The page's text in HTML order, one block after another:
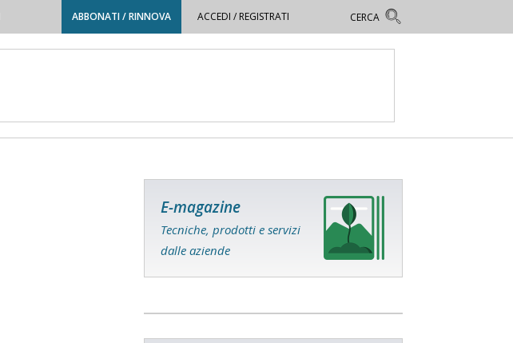
ABBONATI / RINNOVA ACCEDI / REGISTRATI
E-magazine
Tecniche, prodotti e servizi
dalle aziende